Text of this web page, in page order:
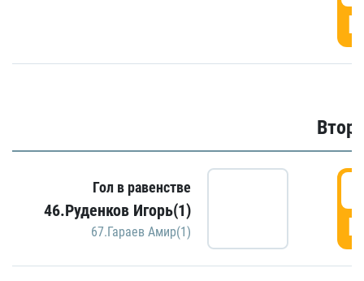
Гол в равенстве
46.Руденков Игорь(1)
67.Гараев Амир(1)